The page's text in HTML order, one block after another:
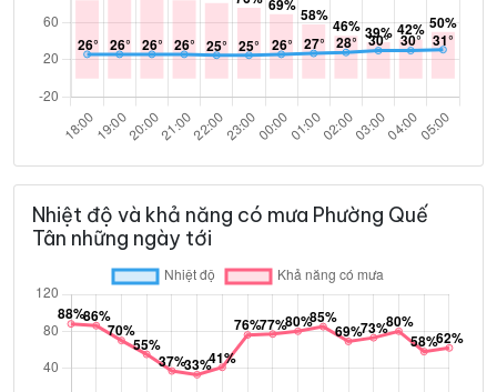
Nhiệt độ và khả năng có mưa Phường Quế
Tân những ngày tới